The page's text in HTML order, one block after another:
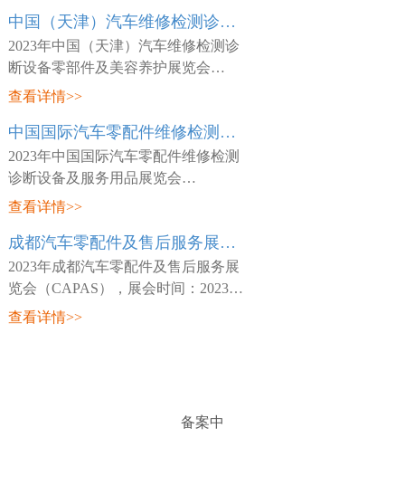
中国（天津）汽车维修检测诊断设备零部件及美容养护展览会 AMR
2023年中国（天津）汽车维修检测诊
断设备零部件及美容养护展览会
（AMR），展会时间：2023年03月23
咸水沽镇国展大道888号-国家会展中
心(天津)，主
查看详情>>
中国国际汽车零配件维修检测诊断设备及服务用品展览会 Automechanika Shanghai
2023年中国国际汽车零配件维修检测
诊断设备及服务用品展览会
（Automechanika Shanghai），展会时
地点：中国-深圳-宝安区福海街道展城
路1号-深圳国际会
查看详情>>
成都汽车零配件及售后服务展览会 CAPAS
2023年成都汽车零配件及售后服务展
览会（CAPAS），展会时间：2023年
05月18日~05月20日，展会地点：中
查看详情>>
备案中